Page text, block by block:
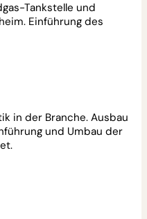
Tankstelle und
Einführung des
in der Branche. Ausbau
und Umbau der